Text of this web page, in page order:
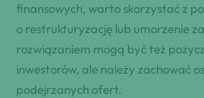
finansowych, warto skorzystać z
o restrukturyzację lub umorzenie
rozwiązaniem mogą być też
inwestorów, ale należy zachować
podejrzanych ofert.